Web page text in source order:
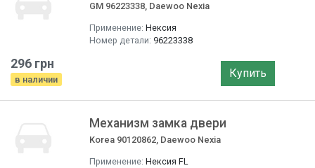
GM 96223338, Daewoo Nexia
Применение: Нексия
Номер детали: 96223338
296 грн
в наличии Купить
Механизм замка двери
Korea 90120862, Daewoo Nexia
Применение: Нексия FL